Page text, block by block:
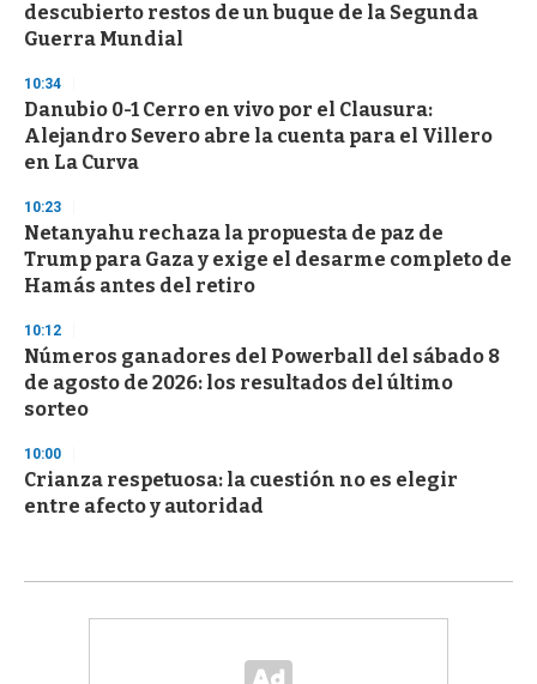
descubierto restos de un buque de la Segunda
Guerra Mundial
10:34
Danubio 0-1 Cerro en vivo por el Clausura:
Alejandro Severo abre la cuenta para el Villero
en La Curva
10:23
Netanyahu rechaza la propuesta de paz de
Trump para Gaza y exige el desarme completo de
Hamás antes del retiro
10:12
Números ganadores del Powerball del sábado 8
de agosto de 2026: los resultados del último
sorteo
10:00
Crianza respetuosa: la cuestión no es elegir
entre afecto y autoridad